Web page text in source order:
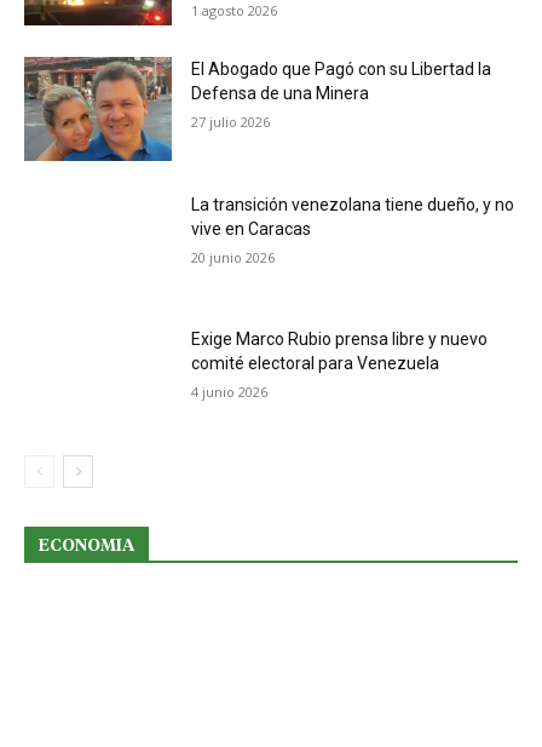
1 agosto 2026
El Abogado que Pagó con su Libertad la
Defensa de una Minera
27 julio 2026
La transición venezolana tiene dueño, y no
vive en Caracas
20 junio 2026
Exige Marco Rubio prensa libre y nuevo
comité electoral para Venezuela
4 junio 2026
ECONOMIA